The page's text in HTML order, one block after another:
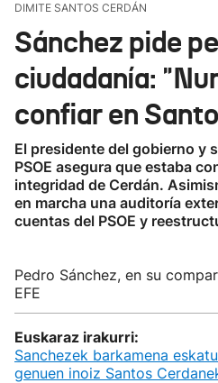
DIMITE SANTOS CERDÁN
Sánchez pide
ciudadanía:
confiar en
El presidente del gobierno y
PSOE asegura que estaba
integridad de Cerdán.
en marcha una auditoría
cuentas del PSOE y
Pedro Sánchez, en su
EFE
Euskaraz irakurri:
Sanchezek barkamena
genuen inoiz Santos